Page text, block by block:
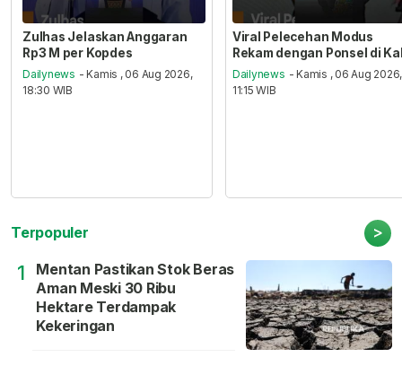
Zulhas Jelaskan Anggaran
Rp3 M per Kopdes
Dailynews - Kamis , 06 Aug 2026,
18:30 WIB
Viral Pelecehan Modus
Rekam dengan Ponsel di
Dailynews - Kamis , 06 Aug 2026,
11:15 WIB
Terpopuler >
1
Mentan Pastikan Stok Beras
Aman Meski 30 Ribu
Hektare Terdampak
Kekeringan